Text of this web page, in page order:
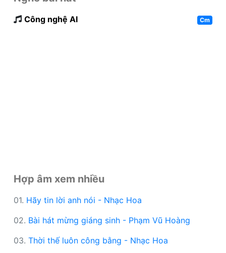
Công nghệ AI Cm
Hợp âm xem nhiều
01. Hãy tin lời anh nói - Nhạc Hoa
02. Bài hát mừng giáng sinh - Phạm Vũ Hoàng
03. Thời thế luôn công bằng - Nhạc Hoa